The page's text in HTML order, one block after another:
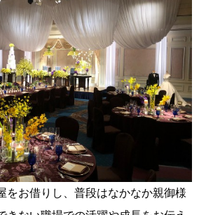
をお借りし、普段はなかなか親御様